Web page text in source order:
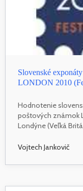
Slovenské
LONDON 2010
Hodnotenie
poštových známok
Londýne (Veľká
Vojtech Jankovič